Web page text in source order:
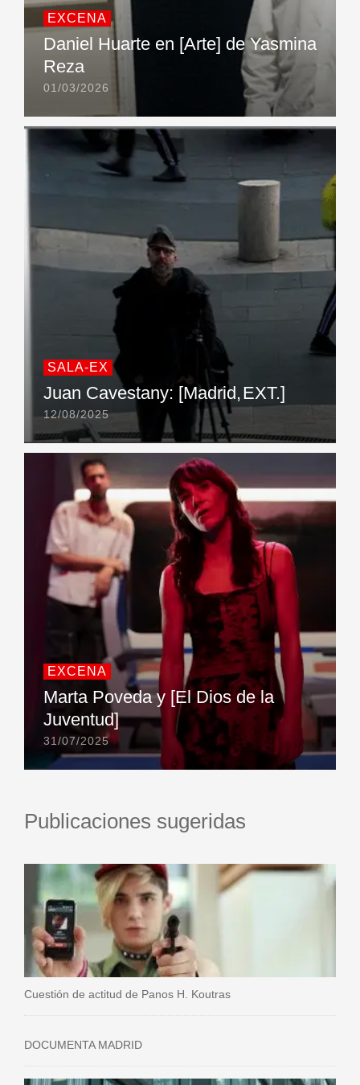
EXCENA
Daniel Huarte en [Arte] de Yasmina
Reza
01/03/2026
SALA-EX
Juan Cavestany: [Madrid, EXT.]
12/08/2025
EXCENA
Marta Poveda y [El Dios de la
Juventud]
31/07/2025
Publicaciones sugeridas
Cuestión de actitud de Panos H. Koutras
DOCUMENTA MADRID